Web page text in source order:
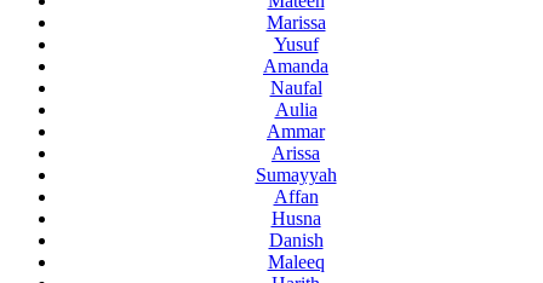
Marissa
Yusuf
Amanda
Naufal
Aulia
Ammar
Arissa
Sumayyah
Affan
Husna
Danish
Maleeq